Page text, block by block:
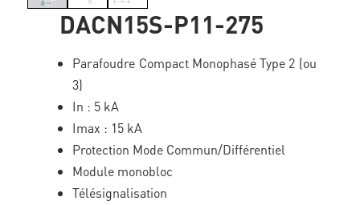
DACN15S-P11-275
Parafoudre Compact Monophasé Type 2 (ou
3)
In : 5 kA
Imax : 15 kA
Protection Mode Commun/Différentiel
Module monobloc
Télésignalisation